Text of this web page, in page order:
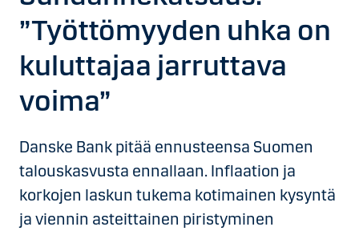
”Työttömyyden uhka on
kuluttajaa jarruttava
voima”
Danske Bank pitää ennusteensa Suomen
talouskasvusta ennallaan. Inflaation ja
korkojen laskun tukema kotimainen kysyntä
ja viennin asteittainen piristyminen